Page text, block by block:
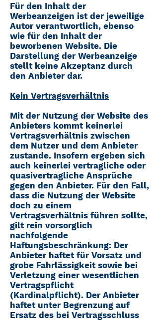
Für den Inhalt der
Werbeanzeigen ist der jeweilige
Autor verantwortlich, ebenso
wie für den Inhalt der
beworbenen Website. Die
Darstellung der Werbeanzeige
stellt keine Akzeptanz durch
den Anbieter dar.
Kein Vertragsverhältnis
Mit der Nutzung der Website des
Anbieters kommt keinerlei
Vertragsverhältnis zwischen
dem Nutzer und dem Anbieter
zustande. Insofern ergeben sich
auch keinerlei vertragliche oder
quasivertragliche Ansprüche
gegen den Anbieter. Für den Fall,
dass die Nutzung der Website
doch zu einem
Vertragsverhältnis führen sollte,
gilt rein vorsorglich
nachfolgende
Haftungsbeschränkung: Der
Anbieter haftet für Vorsatz und
grobe Fahrlässigkeit sowie bei
Verletzung einer wesentlichen
Vertragspflicht
(Kardinalpflicht). Der Anbieter
haftet unter Begrenzung auf
Ersatz des bei Vertragsschluss